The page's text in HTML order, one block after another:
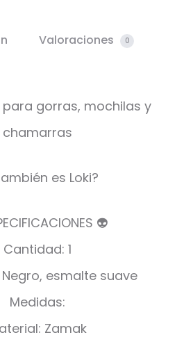
Valoraciones 0
para gorras, mochilas y
chamarras
es Loki?
👽
Cantidad: 1
esmalte suave
Medidas:
Zamak